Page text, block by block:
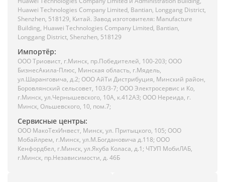
Huawei Technologies Company Limited, Bantian, Longgang District,
Shenzhen, 518129, Китай. Завод изготовителя: Manufacture
Building, Huawei Technologies Company Limited, Bantian,
Longgang District, Shenzhen, 518129
Импортёр:
ООО Триовист, г.Минск, пр.Победителей, 100-203; ООО
БизнесАкила-Плюс, Минская область, г.Мядель,
ул.Шаранговича, д.2; ООО АйТи Дистрибуция, Минский район,
Боровлянский сельсовет, 103/3-7; ООО Электросервис и Ко,
г.Минск, ул.Чернышевского, 10А, к.412АЗ; ООО Нереида, г.
Минск, Ольшевского, 10, пом.7;
Сервисные центры:
ООО МакоТехИнвест, Минск, ул. Притыцкого, 105; ООО
Мобайлрем, г.Минск, ул.М.Богдановича д.118; ООО
Кенфордбел, г.Минск, ул.Якуба Коласа, д.1; ЧТУП МобиЛАБ,
г.Минск, пр.Независимости, д. 46Б